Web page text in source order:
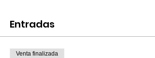
Entradas
Venta finalizada